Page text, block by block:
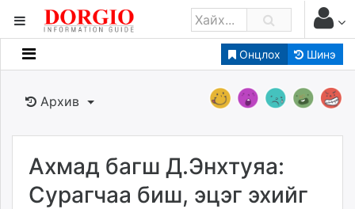
Онцлох Шинэ
Мэдээллийн
Банк санхүү
Бизнес ААН
Төрийн
Нийслэлийн
Архив
Ахмад багш Д.Энхтуяа:
Сурагчаа биш, эцэг эхийг